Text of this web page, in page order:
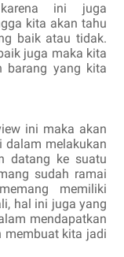
ini juga
kita akan tahu
baik atau tidak.
juga maka kita
barang yang kita
ini maka akan
dalam melakukan
datang ke suatu
sudah ramai
memiliki
hal ini juga yang
mendapatkan
membuat kita jadi